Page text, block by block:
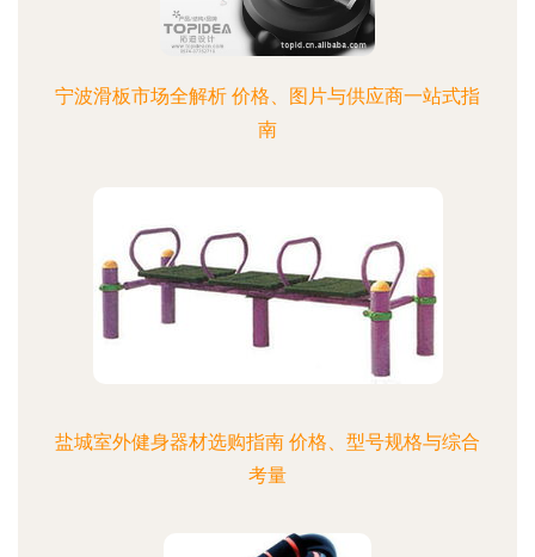
宁波滑板市场全解析 价格、图片与供应商一站式指
南
盐城室外健身器材选购指南 价格、型号规格与综合
考量